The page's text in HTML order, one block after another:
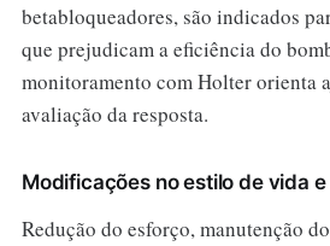
betabloqueadores, são indicados
que prejudicam a eficiência do
monitoramento com Holter orienta
avaliação da resposta.
Modificações no estilo de vida
Redução do esforço, manutenção